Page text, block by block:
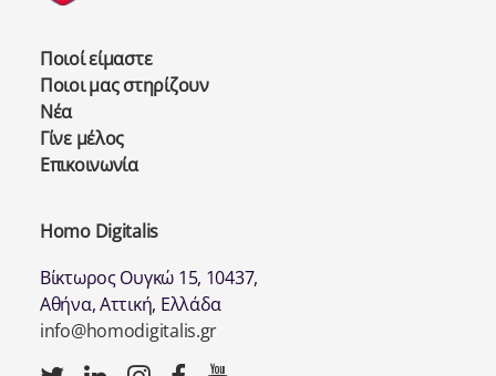
Ποιοί είμαστε
Ποιοι μας στηρίζουν
Νέα
Γίνε μέλος
Επικοινωνία
Homo Digitalis
Βίκτωρος Ουγκώ 15, 10437,
Αθήνα, Αττική, Ελλάδα
info@homodigitalis.gr